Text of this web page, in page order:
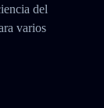
del
varios